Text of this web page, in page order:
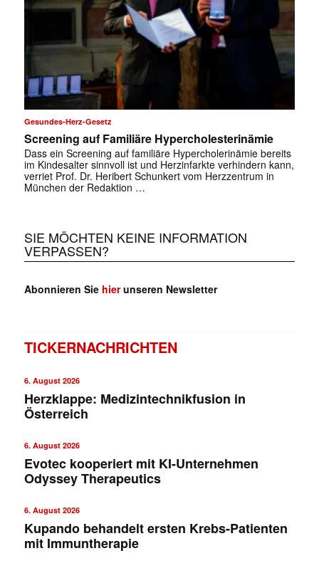
Gesundes-Herz-Gesetz
Screening auf Familiäre Hypercholesterinämie
Dass ein Screening auf familiäre Hypercholerinämie bereits
im Kindesalter sinnvoll ist und Herzinfarkte verhindern kann,
verriet Prof. Dr. Heribert Schunkert vom Herzzentrum in
München der Redaktion …
SIE MÖCHTEN KEINE INFORMATION
VERPASSEN?
Abonnieren Sie hierunseren Newsletter
TICKERNACHRICHTEN
6. August 2026
Herzklappe: Medizintechnikfusion in
Österreich
6. August 2026
Evotec kooperiert mit KI-Unternehmen
Odyssey Therapeutics
6. August 2026
Kupando behandelt ersten Krebs-Patienten
mit Immuntherapie